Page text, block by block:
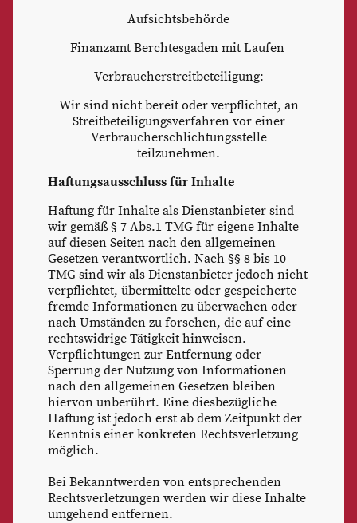
Aufsichtsbehörde
Finanzamt Berchtesgaden mit Laufen
Verbraucherstreitbeteiligung:
Wir sind nicht bereit oder verpflichtet, an
Streitbeteiligungsverfahren vor einer
Verbraucherschlichtungsstelle
teilzunehmen.
Haftungsausschluss für Inhalte
Haftung für Inhalte als Dienstanbieter sind
wir gemäß § 7 Abs.1 TMG für eigene Inhalte
auf diesen Seiten nach den allgemeinen
Gesetzen verantwortlich. Nach §§ 8 bis 10
TMG sind wir als Dienstanbieter jedoch nicht
verpflichtet, übermittelte oder gespeicherte
fremde Informationen zu überwachen oder
nach Umständen zu forschen, die auf eine
rechtswidrige Tätigkeit hinweisen.
Verpflichtungen zur Entfernung oder
Sperrung der Nutzung von Informationen
nach den allgemeinen Gesetzen bleiben
hiervon unberührt. Eine diesbezügliche
Haftung ist jedoch erst ab dem Zeitpunkt der
Kenntnis einer konkreten Rechtsverletzung
möglich.
Bei Bekanntwerden von entsprechenden
Rechtsverletzungen werden wir diese Inhalte
umgehend entfernen.